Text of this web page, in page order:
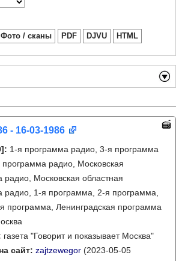
Фото / сканы PDF DJVU HTML
- 16-03-1986
: 1-я программа радио, 3-я программа
радио, Московская
радио, Московская областная
радио, 1-я программа, 2-я программа,
программа, Ленинградская программа
газета "Говорит и показывает Москва"
сайт: zajtzewegor (2023-05-05